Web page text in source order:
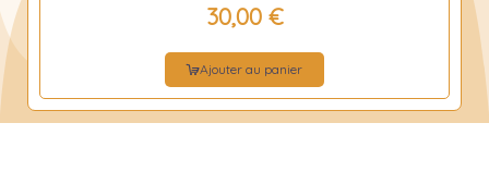
30,00 €
Ajouter au panier